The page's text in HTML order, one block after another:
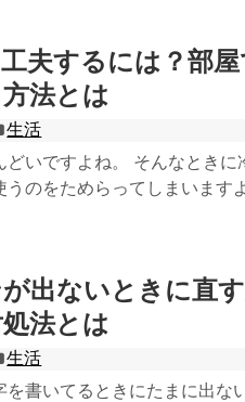
夫するには？部
法とは
生活
いですよね。 そんなときに
うのをためらってしまいます
出ないときに直
法とは
生活
を書いてるときにたまに出な